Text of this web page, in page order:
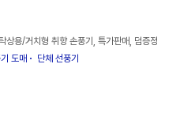
상용/거치형 취향 손풍기, 특가판매, 덤증정
도매 단체 선풍기